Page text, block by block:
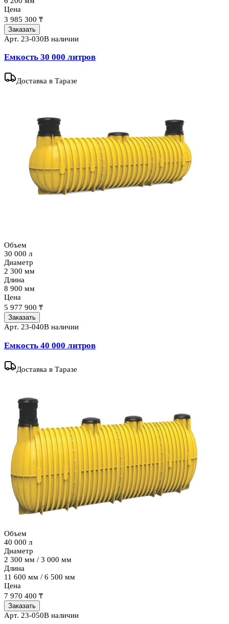
Цена
3 985 300 ₸
Заказать
Арт. 23-030В наличии
Емкость 30 000 литров
Доставка в Таразе
Объем
30 000 л
Диаметр
2 300 мм
Длина
8 900 мм
Цена
5 977 900 ₸
Заказать
Арт. 23-040В наличии
Емкость 40 000 литров
Доставка в Таразе
Объем
40 000 л
Диаметр
2 300 мм / 3 000 мм
Длина
11 600 мм / 6 500 мм
Цена
7 970 400 ₸
Заказать
Арт. 23-050В наличии